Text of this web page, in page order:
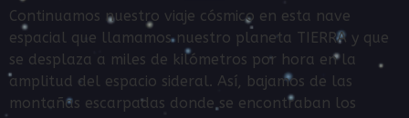
Continuamos nuestro viaje cósmico en esta nave
espacial que llamamos nuestro planeta TIERRA y que
se desplaza a miles de kilómetros por hora en la
amplitud del espacio sideral. Así, bajamos de las
montañas escarpadas donde se encontraban los